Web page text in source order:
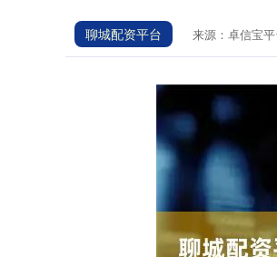
聊城配资平台 来源：卓信宝